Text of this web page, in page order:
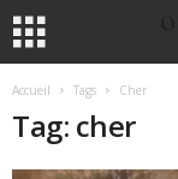
Accueil Tags Cher
Tag: cher